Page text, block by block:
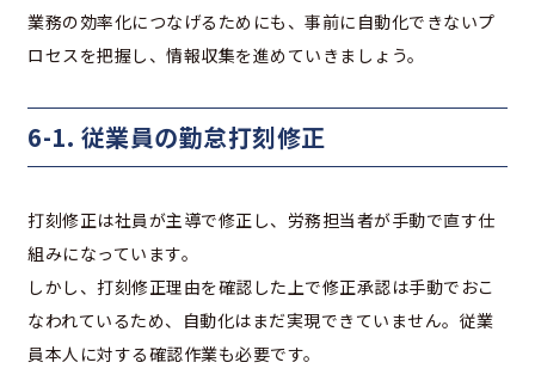
業務の効率化につなげるためにも、事前に自動化できないプ
ロセスを把握し、情報収集を進めていきましょう。
6-1. 従業員の勤怠打刻修正
打刻修正は社員が主導で修正し、労務担当者が手動で直す仕
組みになっています。
しかし、打刻修正理由を確認した上で修正承認は手動でおこ
なわれているため、自動化はまだ実現できていません。従業
員本人に対する確認作業も必要です。